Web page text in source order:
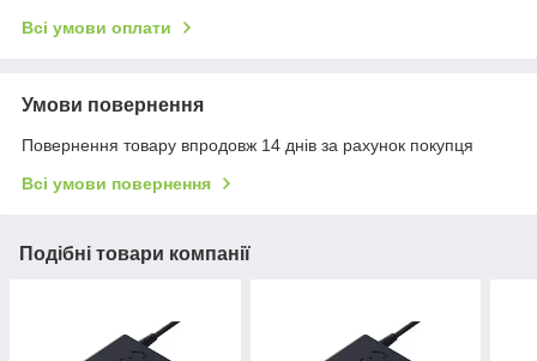
Всі умови оплати
Умови повернення
Повернення товару впродовж 14 днів за рахунок покупця
Всі умови повернення
Подібні товари компанії